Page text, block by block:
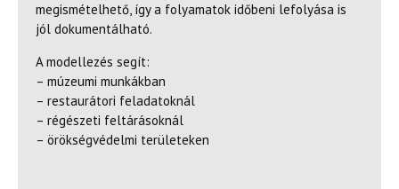
megismételhető, így a folyamatok időbeni lefolyása is
jól dokumentálható.
A modellezés segít:
– múzeumi munkákban
– restaurátori feladatoknál
– régészeti feltárásoknál
– örökségvédelmi területeken